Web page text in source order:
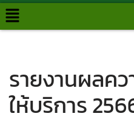
Skip
รายงานผลค
ให้บริการ